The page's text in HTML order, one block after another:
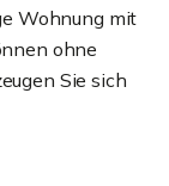
Wohnung mit
ohne
Sie sich